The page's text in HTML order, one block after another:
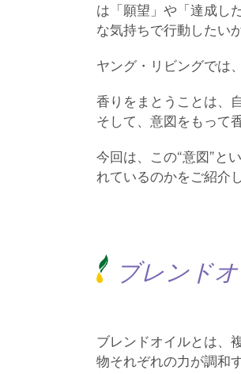
は「願望」や「達成し
な気持ちで行動したい
ヤング・リビングでは
香りをまとうことは、
そして、意図をもって
今回は、この“意図”と
れているのかをご紹介
ブレンド
ブレンドオイルとは、
物それぞれの力が調和